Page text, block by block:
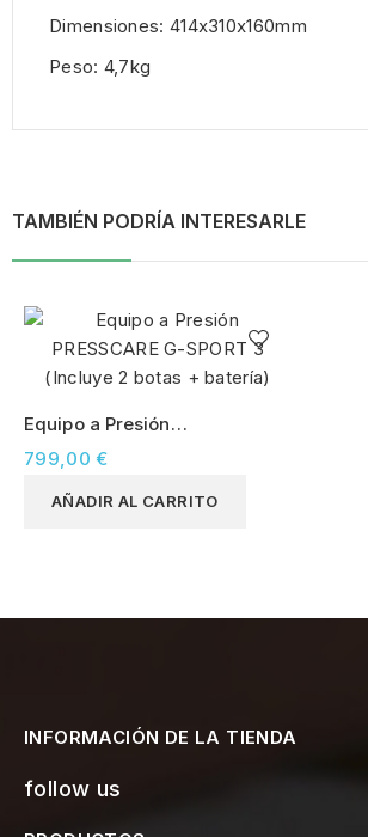
Dimensiones: 414x310x160mm
Peso: 4,7kg
TAMBIÉN PODRÍA INTERESARLE
Equipo a Presión
PRESSCARE G-SPORT 3
799,00 €
AÑADIR AL CARRITO
INFORMACIÓN DE LA TIENDA
follow us